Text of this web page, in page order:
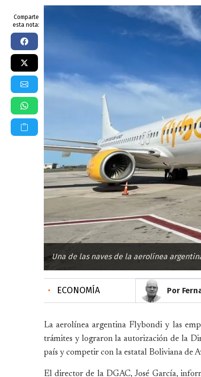
Comparte
esta nota:
Una de las naves de la aerolínea
• ECONOMÍA Por
La aerolínea argentina Flybondi y las
trámites y lograron la autorización de la
país y competir con la estatal Boliviana de
El director de la DGAC, José García,